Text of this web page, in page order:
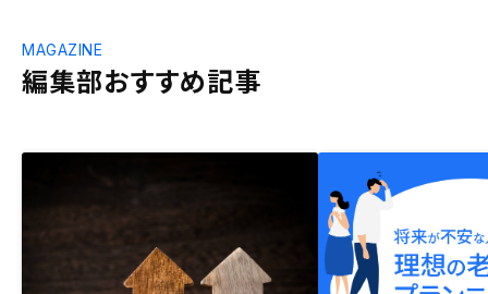
編集部おすすめ記事
MAGAZINE